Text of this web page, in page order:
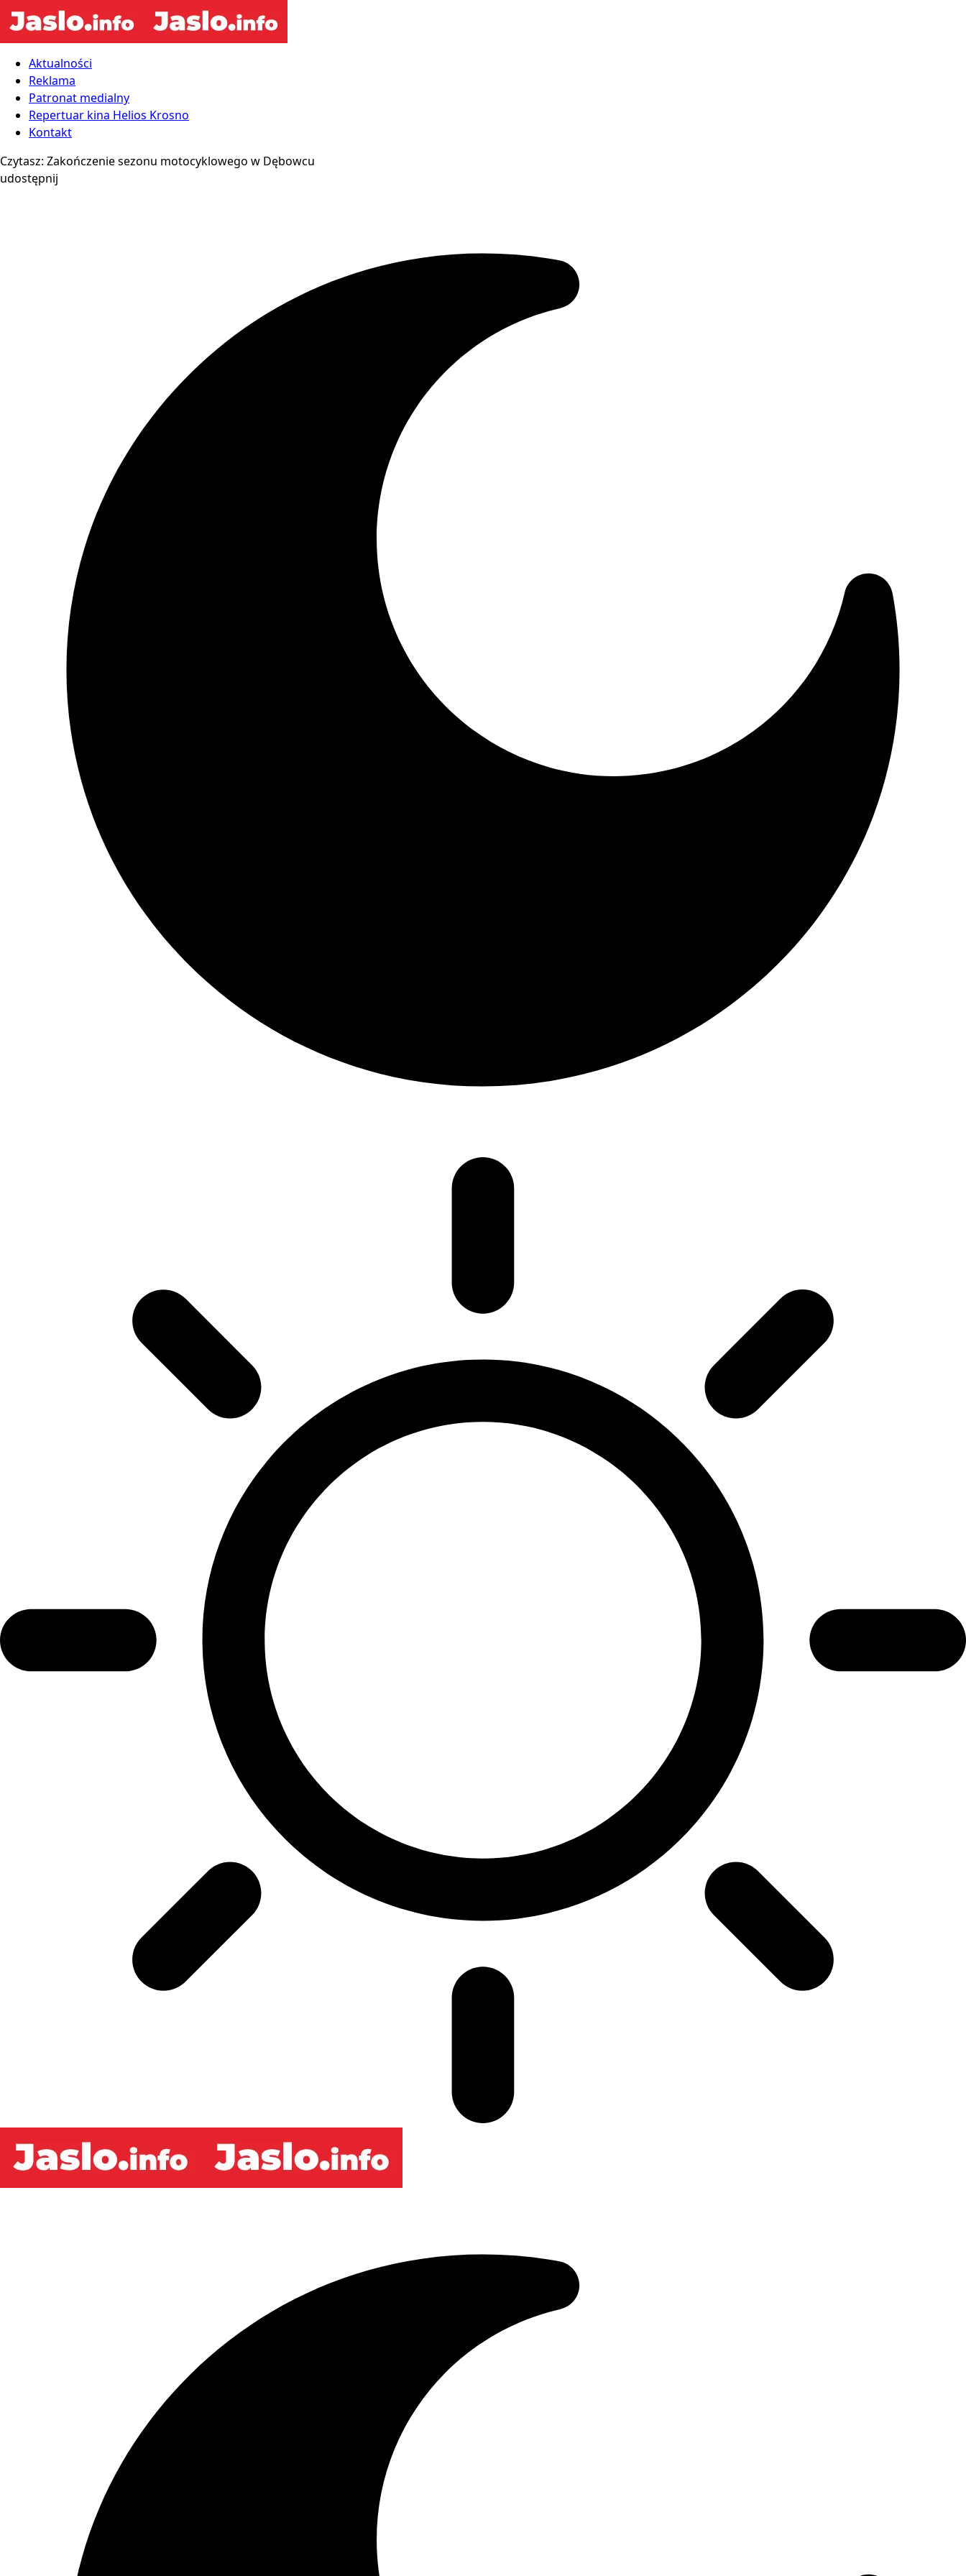
Aktualności
Reklama
Patronat medialny
Repertuar kina Helios Krosno
Kontakt
Czytasz: Zakończenie sezonu motocyklowego w Dębowcu
udostępnij